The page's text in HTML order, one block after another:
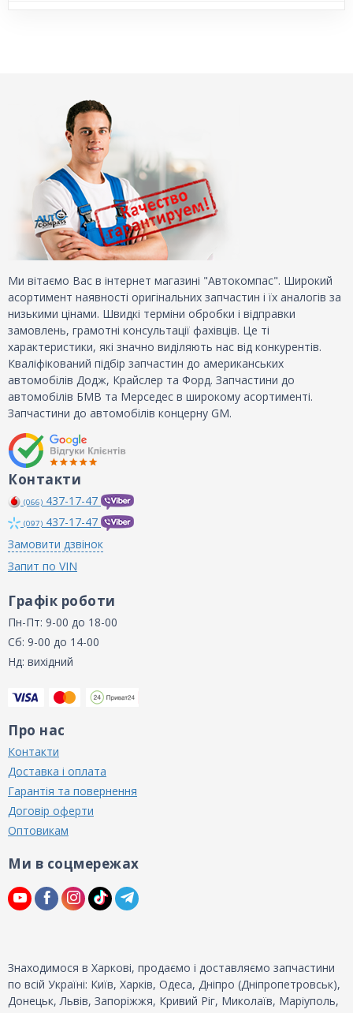
Ми вітаємо Вас в інтернет магазині "Автокомпас". Широкий
асортимент наявності оригінальних запчастин і їх аналогів за
низькими цінами. Швидкі терміни обробки і відправки
замовлень, грамотні консультації фахівців. Це ті
характеристики, які значно виділяють нас від конкурентів.
Кваліфікований підбір запчастин до американських
автомобілів Додж, Крайслер та Форд. Запчастини до
автомобілів БМВ та Мерседес в широкому асортименті.
Запчастини до автомобілів концерну GM.
Контакти
(066) 437-17-47
(097) 437-17-47
Замовити дзвінок
Запит по VIN
Графік роботи
Пн-Пт: 9-00 до 18-00
Сб: 9-00 до 14-00
Нд: вихідний
Про нас
Контакти
Доставка і оплата
Гарантія та повернення
Договір оферти
Оптовикам
Ми в соцмережах
Знаходимося в Харкові, продаємо і доставляємо запчастини
по всій Україні: Київ, Харків, Одеса, Дніпро (Дніпропетровськ),
Донецьк, Львів, Запоріжжя, Кривий Ріг, Миколаїв, Маріуполь,